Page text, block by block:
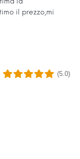
il prezzo,mi
(5.0)